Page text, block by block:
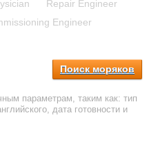
Repair Engineer
Engineer
Поиск моряков
параметрам, таким как: тип
дата готовности и